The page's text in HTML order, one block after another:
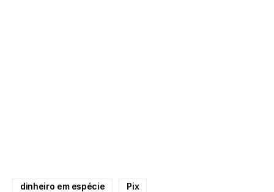
dinheiro em espécie Pix